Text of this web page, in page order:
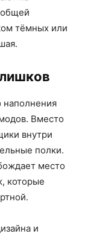
общей
тёмных или
наполнения
Вместо
внутри
полки.
место
которые
и